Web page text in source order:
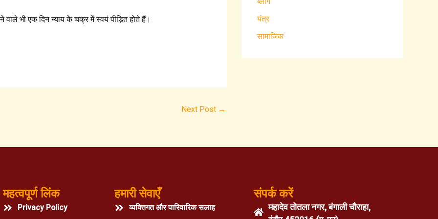
वाले भी एक दिन न्याय के चक्र में स्वयं पीड़ित होते हैं।
Next Post →
यंत्र
सामाजिक
महत्वपूर्ण लिंक
Privacy Policy
हमारी सेवाएँ
व्यक्तिगत और पारिवारिक सलाह
संपर्क करें
महादेव तोतला नगर, बंगाली चौराहा,